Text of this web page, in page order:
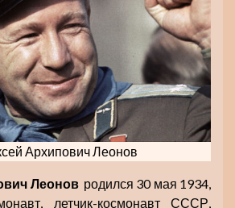
Архипович Леонов
Леонов родился 30 мая 1934,
летчик-космонавт СССР,